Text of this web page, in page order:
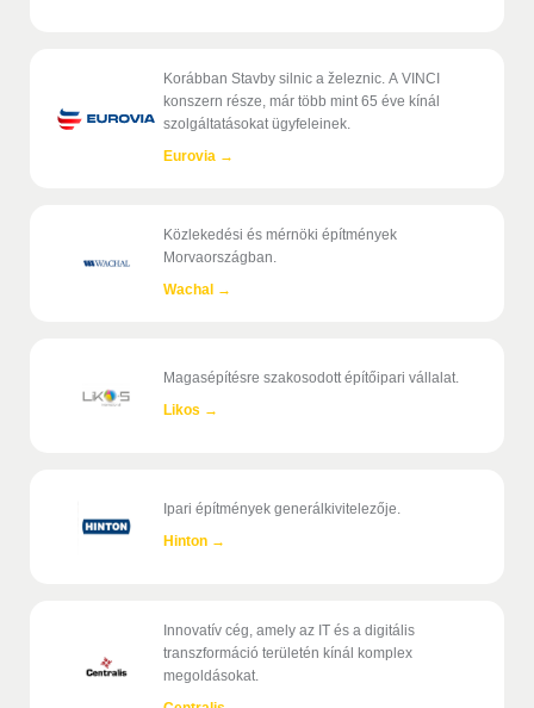
Korábban Stavby silnic a železnic. A VINCI
konszern része, már több mint 65 éve kínál
szolgáltatásokat ügyfeleinek.
Eurovia →
Közlekedési és mérnöki építmények
Morvaországban.
Wachal →
Magasépítésre szakosodott építőipari vállalat.
Likos →
Ipari építmények generálkivitelezője.
Hinton →
Innovatív cég, amely az IT és a digitális
transzformáció területén kínál komplex
megoldásokat.